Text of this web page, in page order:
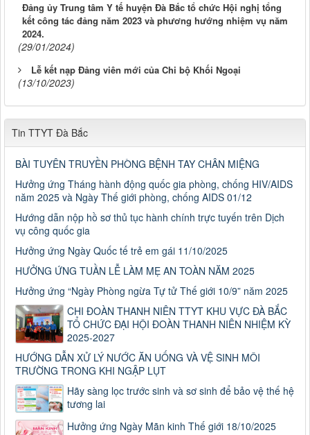
Đảng ủy Trung tâm Y tế huyện Đà Bắc tổ chức Hội nghị tổng
kết công tác đảng năm 2023 và phương hướng nhiệm vụ năm
2024.
(29/01/2024)
Lễ kết nạp Đảng viên mới của Chi bộ Khối Ngoại
(13/10/2023)
Tin TTYT Đà Bắc
BÀI TUYÊN TRUYỀN PHÒNG BỆNH TAY CHÂN MIỆNG
Hưởng ứng Tháng hành động quốc gia phòng, chống HIV/AIDS
năm 2025 và Ngày Thế giới phòng, chống AIDS 01/12
Hướng dẫn nộp hồ sơ thủ tục hành chính trực tuyến trên Dịch
vụ công quốc gia
Hưởng ứng Ngày Quốc tế trẻ em gái 11/10/2025
HƯỞNG ỨNG TUẦN LỄ LÀM MẸ AN TOÀN NĂM 2025
Hưởng ứng “Ngày Phòng ngừa Tự tử Thế giới 10/9” năm 2025
CHI ĐOÀN THANH NIÊN TTYT KHU VỰC ĐÀ BẮC
TỔ CHỨC ĐẠI HỘI ĐOÀN THANH NIÊN NHIỆM KỲ
2025-2027
HƯỚNG DẪN XỬ LÝ NƯỚC ĂN UỐNG VÀ VỆ SINH MÔI
TRƯỜNG TRONG KHI NGẬP LỤT
Hãy sàng lọc trước sinh và sơ sinh để bảo vệ thế hệ
tương lai
Hưởng ứng Ngày Mãn kinh Thế giới 18/10/2025